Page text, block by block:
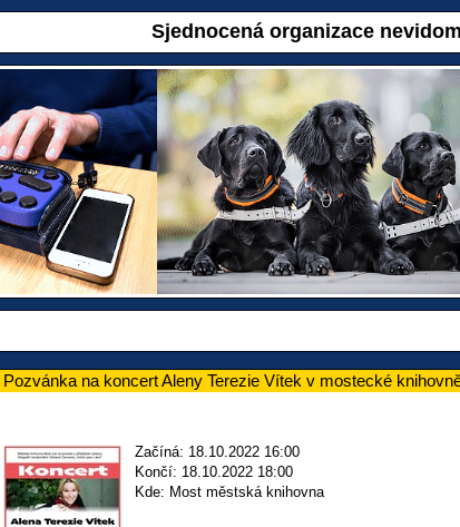
Sjednocená organizace
Pozvánka na koncert Aleny Terezie Vítek v mostecké
Začíná: 18.10.2022 16:00
Končí: 18.10.2022 18:00
Kde: Most městská knihovna